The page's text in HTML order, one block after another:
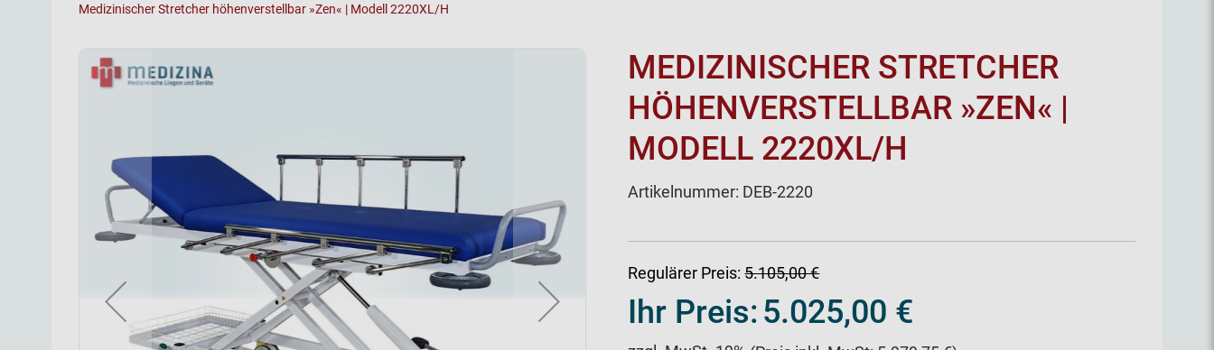
Medizinischer Stretcher höhenverstellbar »Zen« | Modell 2220XL/H
MEDIZINISCHER STRETCHER
HÖHENVERSTELLBAR »ZEN« |
MODELL 2220XL/H
Artikelnummer: DEB-2220
Regulärer Preis: 5.105,00 €
Ihr Preis:5.025,00 €